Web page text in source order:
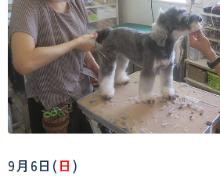
9月6日( 日 )